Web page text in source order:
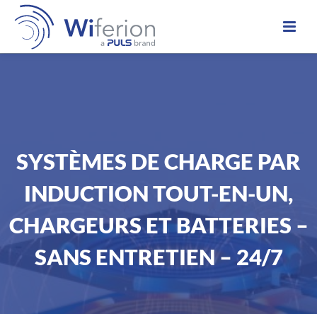
SYSTÈMES DE CHARGE PAR
INDUCTION TOUT-EN-UN,
CHARGEURS ET BATTERIES –
SANS ENTRETIEN – 24/7